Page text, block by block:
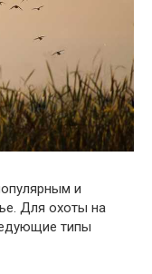
и
Для охоты на
типы